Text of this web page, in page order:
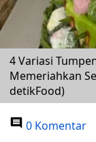
4 Variasi
Memeriahkan
detikFood)
0 Komentar